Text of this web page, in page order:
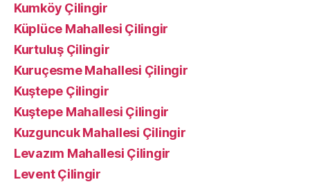
Kumköy Çilingir
Küplüce Mahallesi Çilingir
Kurtuluş Çilingir
Kuruçesme Mahallesi Çilingir
Kuştepe Çilingir
Kuştepe Mahallesi Çilingir
Kuzguncuk Mahallesi Çilingir
Levazım Mahallesi Çilingir
Levent Çilingir